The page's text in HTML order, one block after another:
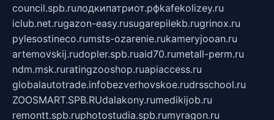
council.spb.ruлодкипатриот.рфkafekolizey.ru
iclub.net.rugazon-easy.rusugarepilekb.rugrinox.ru
pylesostineco.rumsts-ozarenie.rukameryjooan.ru
artemovskij.rudopler.spb.ruaid70.rumetall-perm.ru
ndm.msk.ruratingzooshop.ruapiaccess.ru
globalautotrade.infobezverhovskoe.rudrsschool.ru
ZOOSMART.SPB.RUdalakony.rumedikijob.ru
remontt.spb.ruphotostudia.spb.rumyragon.ru